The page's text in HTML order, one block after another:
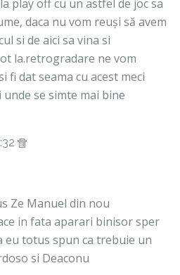
play off cu un astfel de joc sa
daca nu vom reuși să avem
si de aici sa vina si
la.retrogradare ne vom
fi dat seama cu acest meci
se simte mai bine
Ze Manuel din nou
in fata aparari binisor sper
eu totus spun ca trebuie un
si Deaconu